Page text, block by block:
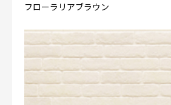
フローラリアブラウン